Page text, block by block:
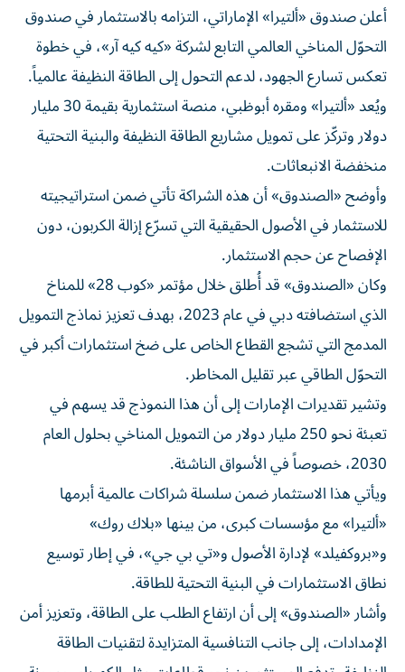
أعلن صندوق «ألتيرا» الإماراتي، التزامه بالاستثمار في صندوق
التحوّل المناخي العالمي التابع لشركة «كيه كيه آر»، في خطوة
تعكس تسارع الجهود، لدعم التحول إلى الطاقة النظيفة عالمياً.
ويُعد «ألتيرا» ومقره أبوظبي، منصة استثمارية بقيمة 30 مليار
دولار وتركّز على تمويل مشاريع الطاقة النظيفة والبنية التحتية
منخفضة الانبعاثات.
وأوضح «الصندوق» أن هذه الشراكة تأتي ضمن استراتيجيته
للاستثمار في الأصول الحقيقية التي تسرّع إزالة الكربون، دون
الإفصاح عن حجم الاستثمار.
وكان «الصندوق» قد أُطلق خلال مؤتمر «كوب 28» للمناخ
الذي استضافته دبي في عام 2023، بهدف تعزيز نماذج التمويل
المدمج التي تشجع القطاع الخاص على ضخ استثمارات أكبر في
التحوّل الطاقي عبر تقليل المخاطر.
وتشير تقديرات الإمارات إلى أن هذا النموذج قد يسهم في
تعبئة نحو 250 مليار دولار من التمويل المناخي بحلول العام
2030، خصوصاً في الأسواق الناشئة.
ويأتي هذا الاستثمار ضمن سلسلة شراكات عالمية أبرمها
«ألتيرا» مع مؤسسات كبرى، من بينها «بلاك روك»
و«بروكفيلد» لإدارة الأصول و«تي بي جي»، في إطار توسيع
نطاق الاستثمارات في البنية التحتية للطاقة.
وأشار «الصندوق» إلى أن ارتفاع الطلب على الطاقة، وتعزيز أمن
الإمدادات، إلى جانب التنافسية المتزايدة لتقنيات الطاقة